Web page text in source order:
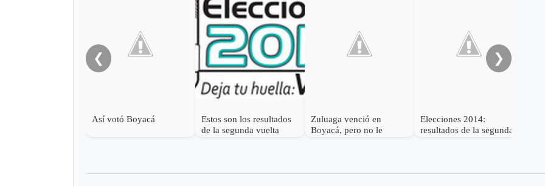
❮
Así votó Boyacá
Estos son los resultados
de la segunda vuelta
Zuluaga venció en
Boyacá, pero no le
Elecciones 2014:
resultados de la segunda
❯